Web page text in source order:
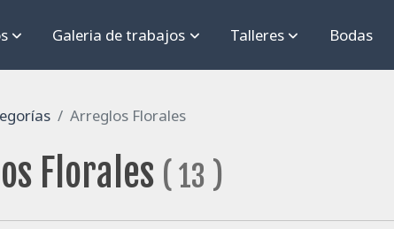
Galeria de trabajos Talleres Bodas
Arreglos Florales
Florales ( 13 )